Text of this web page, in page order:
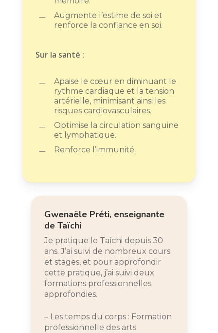
Augmente l’estime de soi et
renforce la confiance en soi.
Sur la santé :
Apaise le cœur en diminuant le
rythme cardiaque et la tension
artérielle, minimisant ainsi les
risques cardiovasculaires.
Optimise la circulation sanguine
et lymphatique.
Renforce l’immunité.
Gwenaële Préti, enseignante
de Taïchi
Je pratique le Taïchi depuis 30
ans. J’ai suivi de nombreux cours
et stages, et pour approfondir
cette pratique, j’ai suivi deux
formations professionnelles
approfondies.
– Les temps du corps : Formation
professionnelle des arts